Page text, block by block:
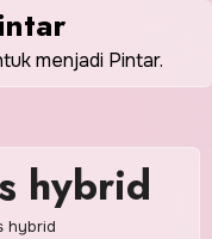
menjadi Pintar.
hybrid
hybrid